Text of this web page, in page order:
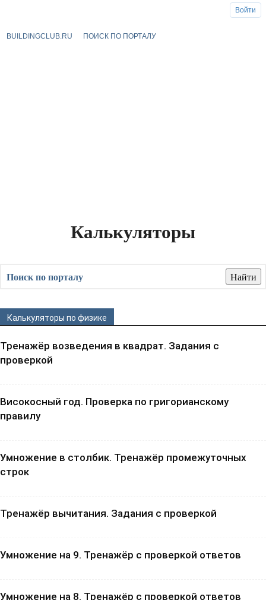
BUILDINGCLUB.RU ПОИСК ПО ПОРТАЛУ
Калькуляторы
Калькуляторы по физике
Тренажёр возведения в квадрат. Задания с
проверкой
Високосный год. Проверка по григорианскому
правилу
Умножение в столбик. Тренажёр промежуточных
строк
Тренажёр вычитания. Задания с проверкой
Умножение на 9. Тренажёр с проверкой ответов
Умножение на 8. Тренажёр с проверкой ответов
Войти